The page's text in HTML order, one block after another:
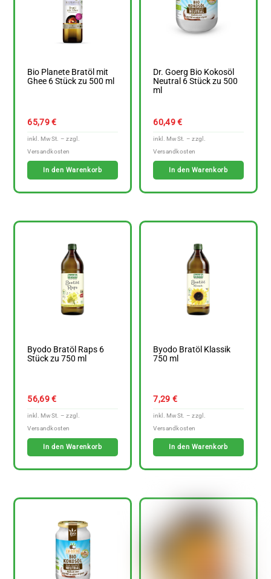
Bio Planete Bratöl mit
Ghee 6 Stück zu 500 ml
65,79€
In den Warenkorb
Dr. Goerg Bio Kokosöl
Neutral 6 Stück zu 500
ml
60,49€
In den Warenkorb
Byodo Bratöl Raps 6
Stück zu 750 ml
56,69€
In den Warenkorb
Byodo Bratöl Klassik
750 ml
7,29 €
In den Warenkorb